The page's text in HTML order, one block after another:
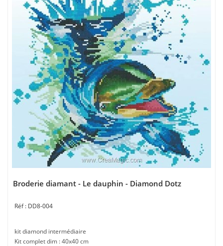
Broderie diamant - Le dauphin - Diamond Dotz
DD8-004
kit diamond intermédiaire
Kit complet dim : 40x40 cm